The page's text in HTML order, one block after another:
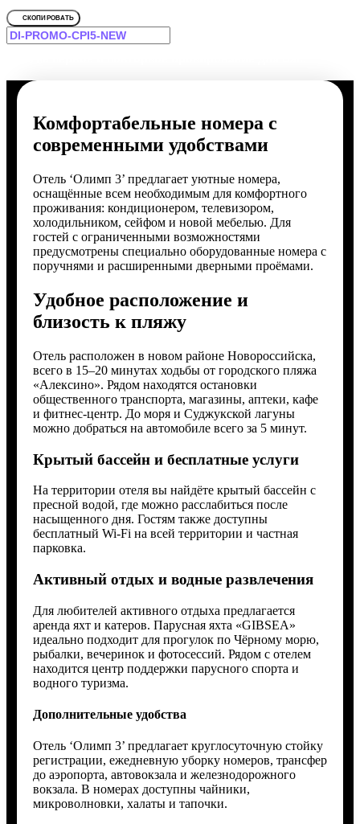
СКОПИРОВАТЬ
Комфортабельные номера с
современными удобствами
Отель ‘Олимп 3’ предлагает уютные номера,
оснащённые всем необходимым для комфортного
проживания: кондиционером, телевизором,
холодильником, сейфом и новой мебелью. Для
гостей с ограниченными возможностями
предусмотрены специально оборудованные номера с
поручнями и расширенными дверными проёмами.
Удобное расположение и
близость к пляжу
Отель расположен в новом районе Новороссийска,
всего в 15–20 минутах ходьбы от городского пляжа
«Алексино». Рядом находятся остановки
общественного транспорта, магазины, аптеки, кафе
и фитнес-центр. До моря и Суджукской лагуны
можно добраться на автомобиле всего за 5 минут.
Крытый бассейн и бесплатные услуги
На территории отеля вы найдёте крытый бассейн с
пресной водой, где можно расслабиться после
насыщенного дня. Гостям также доступны
бесплатный Wi-Fi на всей территории и частная
парковка.
Активный отдых и водные развлечения
Для любителей активного отдыха предлагается
аренда яхт и катеров. Парусная яхта «GIBSEA»
идеально подходит для прогулок по Чёрному морю,
рыбалки, вечеринок и фотосессий. Рядом с отелем
находится центр поддержки парусного спорта и
водного туризма.
Дополнительные удобства
Отель ‘Олимп 3’ предлагает круглосуточную стойку
регистрации, ежедневную уборку номеров, трансфер
до аэропорта, автовокзала и железнодорожного
вокзала. В номерах доступны чайники,
микроволновки, халаты и тапочки.